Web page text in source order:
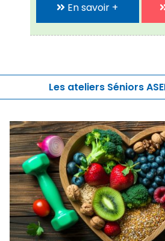
En savoir +
Les ateliers Séniors